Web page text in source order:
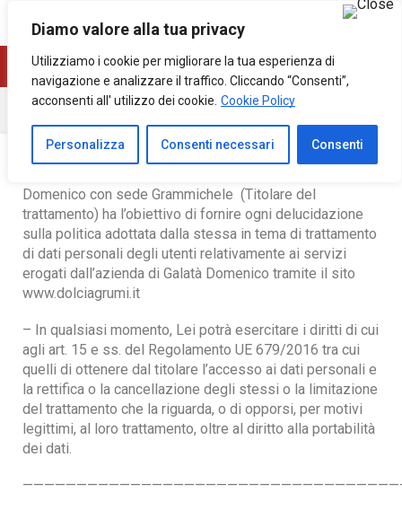
Diamo valore alla tua privacy
Utilizziamo i cookie per migliorare la tua esperienza di
navigazione e analizzare il traffico. Cliccando “Consenti”,
acconsenti all' utilizzo dei cookie. Cookie Policy
Personalizza Consenti necessari Consenti
0
Home Privacy Policy
Domenico con sede Grammichele (Titolare del
trattamento) ha l’obiettivo di fornire ogni delucidazione
sulla politica adottata dalla stessa in tema di trattamento
di dati personali degli utenti relativamente ai servizi
erogati dall’azienda di Galatà Domenico tramite il sito
www.dolciagrumi.it
– In qualsiasi momento, Lei potrà esercitare i diritti di cui
agli art. 15 e ss. del Regolamento UE 679/2016 tra cui
quelli di ottenere dal titolare l’accesso ai dati personali e
la rettifica o la cancellazione degli stessi o la limitazione
del trattamento che la riguarda, o di opporsi, per motivi
legittimi, al loro trattamento, oltre al diritto alla portabilità
dei dati.